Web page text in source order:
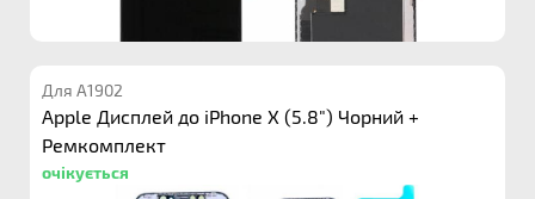
Для A1902
Apple Дисплей до iPhone X (5.8") Чорний +
Ремкомплект
очікується